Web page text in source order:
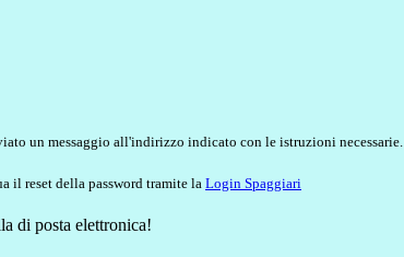
un messaggio all'indirizzo indicato con le istruzioni necessarie.
il reset della password tramite la Login Spaggiari
di posta elettronica!